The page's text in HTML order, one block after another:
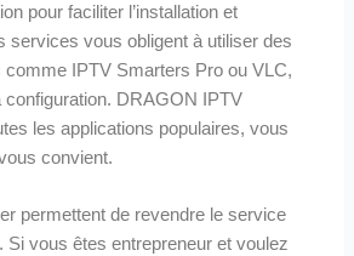
pour faciliter l’installation et
services vous obligent à utiliser des
comme IPTV Smarters Pro ou VLC,
configuration. DRAGON IPTV
les applications populaires, vous
convient.
permettent de revendre le service
Si vous êtes entrepreneur et voulez